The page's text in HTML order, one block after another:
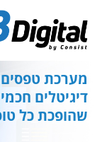
אנטר
מערכת
דיגיטלים
שהופכת כל